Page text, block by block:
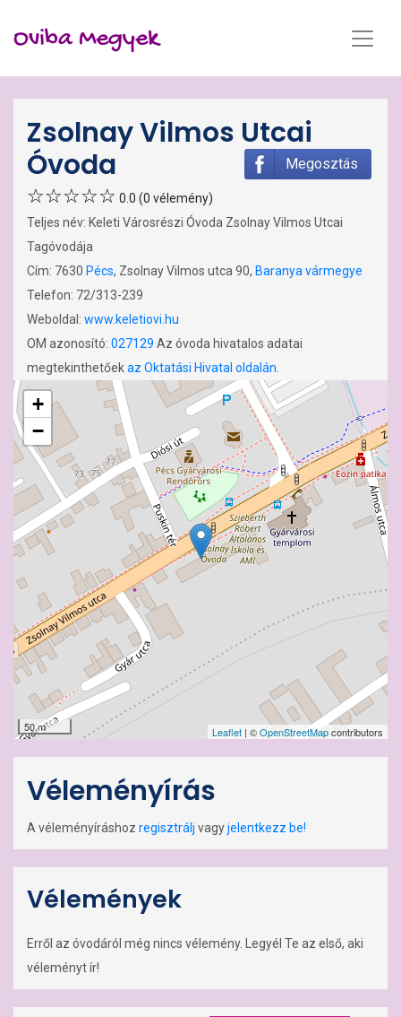
Oviba Megyek
Zsolnay Vilmos Utcai
Óvoda
Megosztás
0.0 (0 vélemény)
Teljes név: Keleti Városrészi Óvoda Zsolnay Vilmos Utcai
Tagóvodája
Cím: 7630 Pécs, Zsolnay Vilmos utca 90, Baranya vármegye
Telefon: 72/313-239
Weboldal: www.keletiovi.hu
OM azonosító: 027129 Az óvoda hivatalos adatai
megtekinthetőekaz Oktatási Hivatal oldalán
+
−
50 m Leaflet | ©OpenStreetMapcontributors
Véleményírás
A véleményíráshoz regisztrálj vagyjelentkezz be!
Vélemények
Erről az óvodáról még nincs vélemény. Legyél Te az első, aki
véleményt ír!